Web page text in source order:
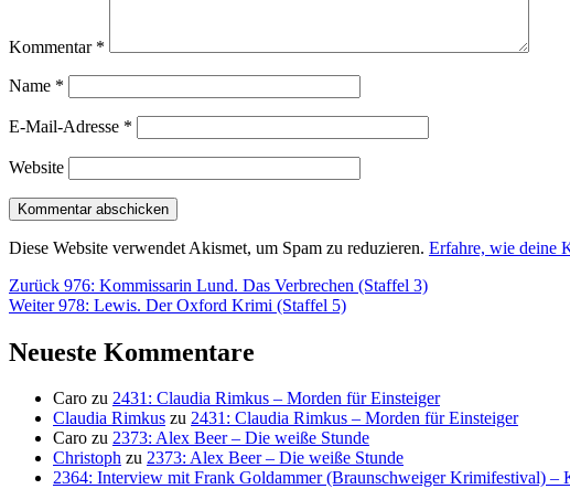
Kommentar *
Name *
E-Mail-Adresse *
Website
Diese Website verwendet Akismet, um Spam zu reduzieren. Erfahre, wie deine
Beitragsnavigation
Zurück Vorheriger
Beitrag:
976: Kommissarin Lund. Das Verbrechen (Staffel 3)
Weiter Nächster
978: Lewis. Der Oxford Krimi (Staffel 5)
Neueste Kommentare
Caro zu 2431: Claudia Rimkus – Morden für Einsteiger
Claudia Rimkus zu 2431: Claudia Rimkus – Morden für Einsteiger
Caro zu 2373: Alex Beer – Die weiße Stunde
Christoph zu 2373: Alex Beer – Die weiße Stunde
2364: Interview mit Frank Goldammer (Braunschweiger Krimifestival) –